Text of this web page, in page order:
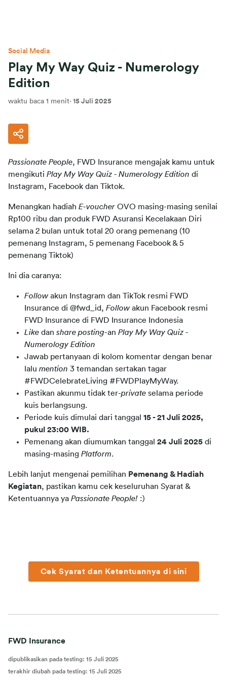
Social Media
Play My Way Quiz - Numerology
Edition
waktu baca 1 menit· 15 Juli 2025
Passionate People, FWD Insurance mengajak kamu untuk
mengikuti Play My Way Quiz - Numerology Edition di
Instagram, Facebook dan Tiktok.
Menangkan hadiah E-voucher OVO masing-masing senilai
Rp100 ribu dan produk FWD Asuransi Kecelakaan Diri
selama 2 bulan untuk total 20 orang pemenang (10
pemenang Instagram, 5 pemenang Facebook & 5
pemenang Tiktok)
Ini dia caranya:
Followakun Instagram dan TikTok resmi FWD
Insurance di @fwd_id, Followakun Facebook resmi
FWD Insurance di FWD Insurance Indonesia
Like dan share posting-an Play My Way Quiz -
Numerology Edition
Jawab pertanyaan di kolom komentar dengan benar
lalu mention 3 temandan sertakan tagar
#FWDCelebrateLiving #FWDPlayMyWay.
Pastikan akunmu tidak ter-private selama periode
kuis berlangsung.
Periode kuis dimulai dari tanggal 15 - 21 Juli 2025,
pukul 23:00 WIB.
Pemenang akan diumumkan tanggal 24 Juli 2025 di
masing-masing Platform.
Lebih lanjut mengenai pemilihan Pemenang & Hadiah
Kegiatan, pastikan kamu cek keseluruhan Syarat &
Ketentuannya ya Passionate People! :)
Cek Syarat dan Ketentuannya di sini
FWD Insurance
dipublikasikan pada testing: 15 Juli 2025
terakhir diubah pada testing: 15 Juli 2025